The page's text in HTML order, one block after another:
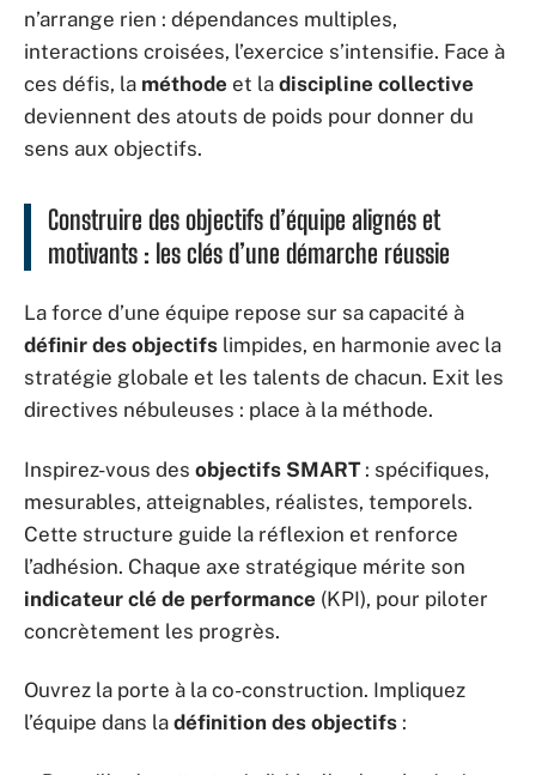
n’arrange rien : dépendances multiples,
interactions croisées, l’exercice s’intensifie. Face à
ces défis, la méthode et la discipline collective
deviennent des atouts de poids pour donner du
sens aux objectifs.
Construire des objectifs d’équipe alignés et
motivants : les clés d’une démarche réussie
La force d’une équipe repose sur sa capacité à
définir des objectifs limpides, en harmonie avec la
stratégie globale et les talents de chacun. Exit les
directives nébuleuses : place à la méthode.
Inspirez-vous des objectifs SMART: spécifiques,
mesurables, atteignables, réalistes, temporels.
Cette structure guide la réflexion et renforce
l’adhésion. Chaque axe stratégique mérite son
indicateur clé de performance (KPI), pour piloter
concrètement les progrès.
Ouvrez la porte à la co-construction. Impliquez
l’équipe dans la définition des objectifs :